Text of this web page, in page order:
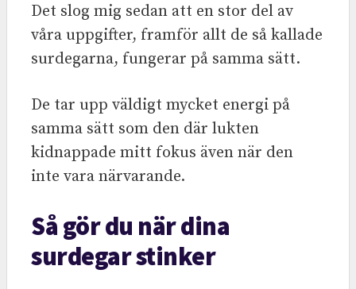
Det slog mig sedan att en stor del av
våra uppgifter, framför allt de så kallade
surdegarna, fungerar på samma sätt.
De tar upp väldigt mycket energi på
samma sätt som den där lukten
kidnappade mitt fokus även när den
inte vara närvarande.
Så gör du när dina
surdegar stinker